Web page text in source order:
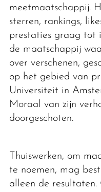
meetmaatschappij.
sterren, rankings,
prestaties graag tot
de maatschappij
over verschenen,
op het gebied van
Universiteit in
Moraal van zijn
doorgeschoten.
Thuiswerken, om
te noemen, mag
alleen de